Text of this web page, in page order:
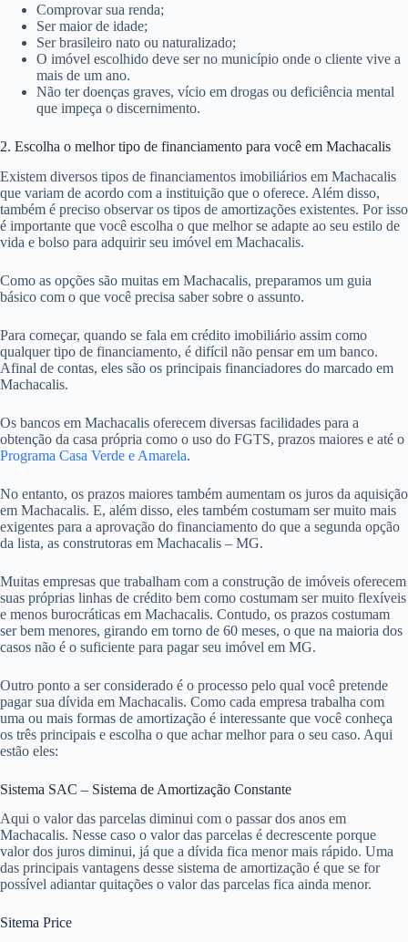
Comprovar sua renda;
Ser maior de idade;
Ser brasileiro nato ou naturalizado;
O imóvel escolhido deve ser no município onde o cliente vive a
mais de um ano.
Não ter doenças graves, vício em drogas ou deficiência mental
que impeça o discernimento.
2. Escolha o melhor tipo de financiamento para você em Machacalis
Existem diversos tipos de financiamentos imobiliários em Machacalis
que variam de acordo com a instituição que o oferece. Além disso,
também é preciso observar os tipos de amortizações existentes. Por isso
é importante que você escolha o que melhor se adapte ao seu estilo de
vida e bolso para adquirir seu imóvel em Machacalis.
Como as opções são muitas em Machacalis, preparamos um guia
básico com o que você precisa saber sobre o assunto.
Para começar, quando se fala em crédito imobiliário assim como
qualquer tipo de financiamento, é difícil não pensar em um banco.
Afinal de contas, eles são os principais financiadores do marcado em
Machacalis.
Os bancos em Machacalis oferecem diversas facilidades para a
obtenção da casa própria como o uso do FGTS, prazos maiores e até o
Programa Casa Verde e Amarela.
No entanto, os prazos maiores também aumentam os juros da aquisição
em Machacalis. E, além disso, eles também costumam ser muito mais
exigentes para a aprovação do financiamento do que a segunda opção
da lista, as construtoras em Machacalis – MG.
Muitas empresas que trabalham com a construção de imóveis oferecem
suas próprias linhas de crédito bem como costumam ser muito flexíveis
e menos burocráticas em Machacalis. Contudo, os prazos costumam
ser bem menores, girando em torno de 60 meses, o que na maioria dos
casos não é o suficiente para pagar seu imóvel em MG.
Outro ponto a ser considerado é o processo pelo qual você pretende
pagar sua dívida em Machacalis. Como cada empresa trabalha com
uma ou mais formas de amortização é interessante que você conheça
os três principais e escolha o que achar melhor para o seu caso. Aqui
estão eles:
Sistema SAC – Sistema de Amortização Constante
Aqui o valor das parcelas diminui com o passar dos anos em
Machacalis. Nesse caso o valor das parcelas é decrescente porque
valor dos juros diminui, já que a dívida fica menor mais rápido. Uma
das principais vantagens desse sistema de amortização é que se for
possível adiantar quitações o valor das parcelas fica ainda menor.
Sitema Price